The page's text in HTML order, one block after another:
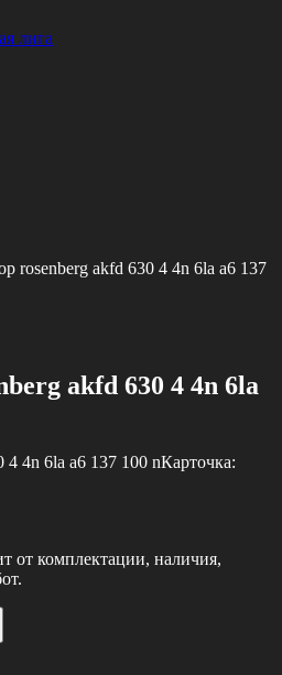
лига
rosenberg akfd 630 4 4n 6la a6 137
akfd 630 4 4n 6la
4 4n 6la a6 137 100 nКарточка:
от комплектации, наличия,